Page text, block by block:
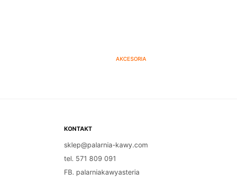
AKCESORIA
KONTAKT
sklep@palarnia-kawy.com
tel. 571 809 091
FB. palarniakawyasteria